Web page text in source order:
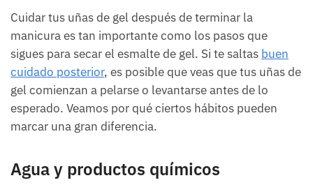
Cuidar tus uñas de gel después de terminar la
manicura es tan importante como los pasos que
sigues para secar el esmalte de gel. Si te saltas buen
cuidado posterior, es posible que veas que tus uñas de
gel comienzan a pelarse o levantarse antes de lo
esperado. Veamos por qué ciertos hábitos pueden
marcar una gran diferencia.
Agua y productos químicos